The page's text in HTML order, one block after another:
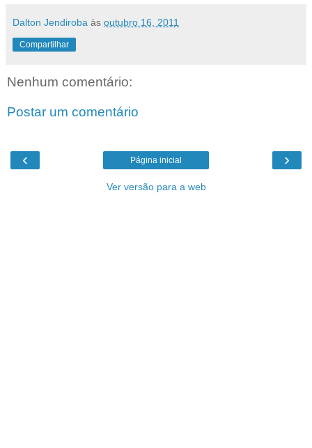
Dalton Jendiroba às outubro 16, 2011
Compartilhar
Nenhum comentário:
Postar um comentário
‹ ›
Página inicial
Ver versão para a web